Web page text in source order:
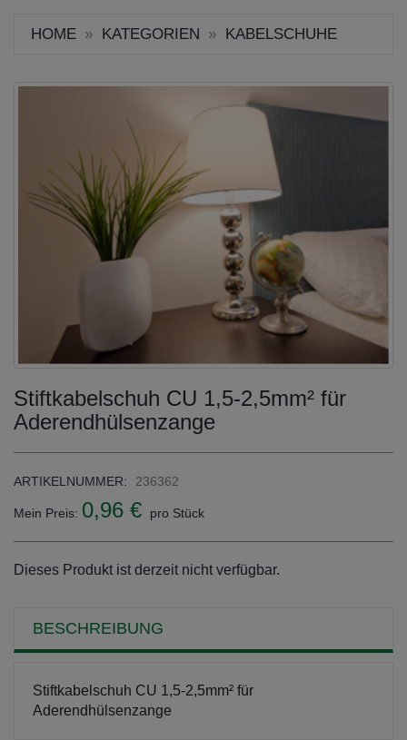
HOME KATEGORIEN KABELSCHUHE
Stiftkabelschuh CU 1,5-2,5mm² für
Aderendhülsenzange
ARTIKELNUMMER: 236362
Mein Preis: 0,96 € pro Stück
Dieses Produkt ist derzeit nicht verfügbar.
BESCHREIBUNG
Stiftkabelschuh CU 1,5-2,5mm² für
Aderendhülsenzange